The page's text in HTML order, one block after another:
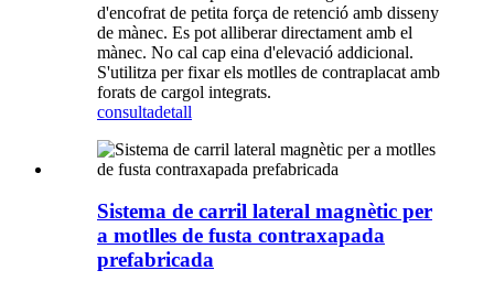
d'encofrat de petita força de retenció amb disseny
de mànec. Es pot alliberar directament amb el
mànec. No cal cap eina d'elevació addicional.
S'utilitza per fixar els motlles de contraplacat amb
forats de cargol integrats.
consultadetall
Sistema de carril lateral magnètic per
a motlles de fusta contraxapada
prefabricada